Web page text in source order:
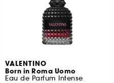
VALENTINO
Born in Roma Uomo
Eau de Parfum Intense